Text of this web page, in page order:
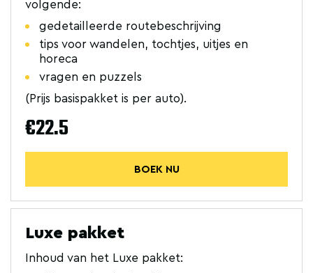
volgende:
gedetailleerde routebeschrijving
tips voor wandelen, tochtjes, uitjes en
horeca
vragen en puzzels
(Prijs basispakket is per auto).
€22.5
BOEK NU
Luxe pakket
Inhoud van het Luxe pakket: